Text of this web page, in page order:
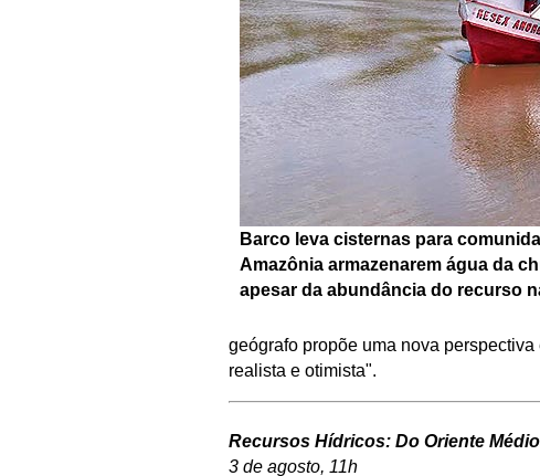
Barco leva cisternas para
Amazônia armazenarem água da
apesar da abundância do recurso
geógrafo propõe uma nova
realista e otimista".
Recursos Hídricos: Do Oriente
3 de agosto, 11h